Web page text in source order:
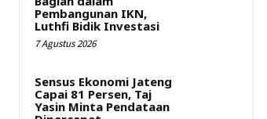
Pembangunan IKN,
Luthfi Bidik Investasi
7 Agustus 2026
Sensus Ekonomi Jateng
Capai 81 Persen, Taj
Yasin Minta Pendataan